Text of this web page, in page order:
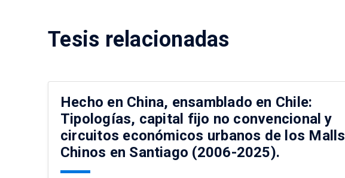
Tesis relacionadas
Hecho en China, ensamblado en Chile:
Tipologías, capital fijo no convencional y
circuitos económicos urbanos de los Malls
Chinos en Santiago (2006-2025).